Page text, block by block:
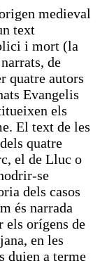
medieval
text
i mort (la
de
quatre autors
Evangelis
els
El text de les
quatre
el de Lluc o
se
dels casos
és narrada
els orígens de
en les
duien a terme